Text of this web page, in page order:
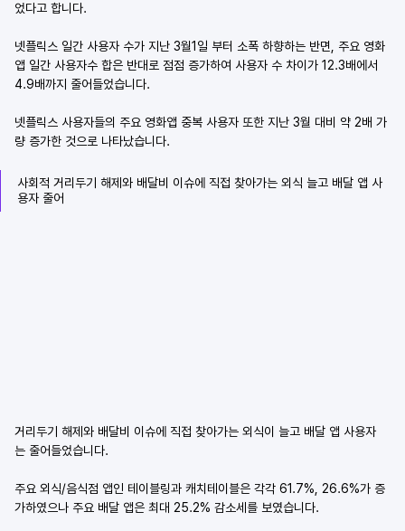
었다고 합니다.
넷플릭스 일간 사용자 수가 지난 3월1일 부터 소폭 하향하는 반면, 주요 영화
앱 일간 사용자수 합은 반대로 점점 증가하여 사용자 수 차이가 12.3배에서
4.9배까지 줄어들었습니다.
넷플릭스 사용자들의 주요 영화앱 중복 사용자 또한 지난 3월 대비 약 2배 가
량 증가한 것으로 나타났습니다.
사회적 거리두기 해제와 배달비 이슈에 직접 찾아가는 외식 늘고 배달 앱 사
용자 줄어
거리두기 해제와 배달비 이슈에 직접 찾아가는 외식이 늘고 배달 앱 사용자
는 줄어들었습니다.
주요 외식/음식점 앱인 테이블링과 캐치테이블은 각각 61.7%, 26.6%가 증
가하였으나 주요 배달 앱은 최대 25.2% 감소세를 보였습니다.